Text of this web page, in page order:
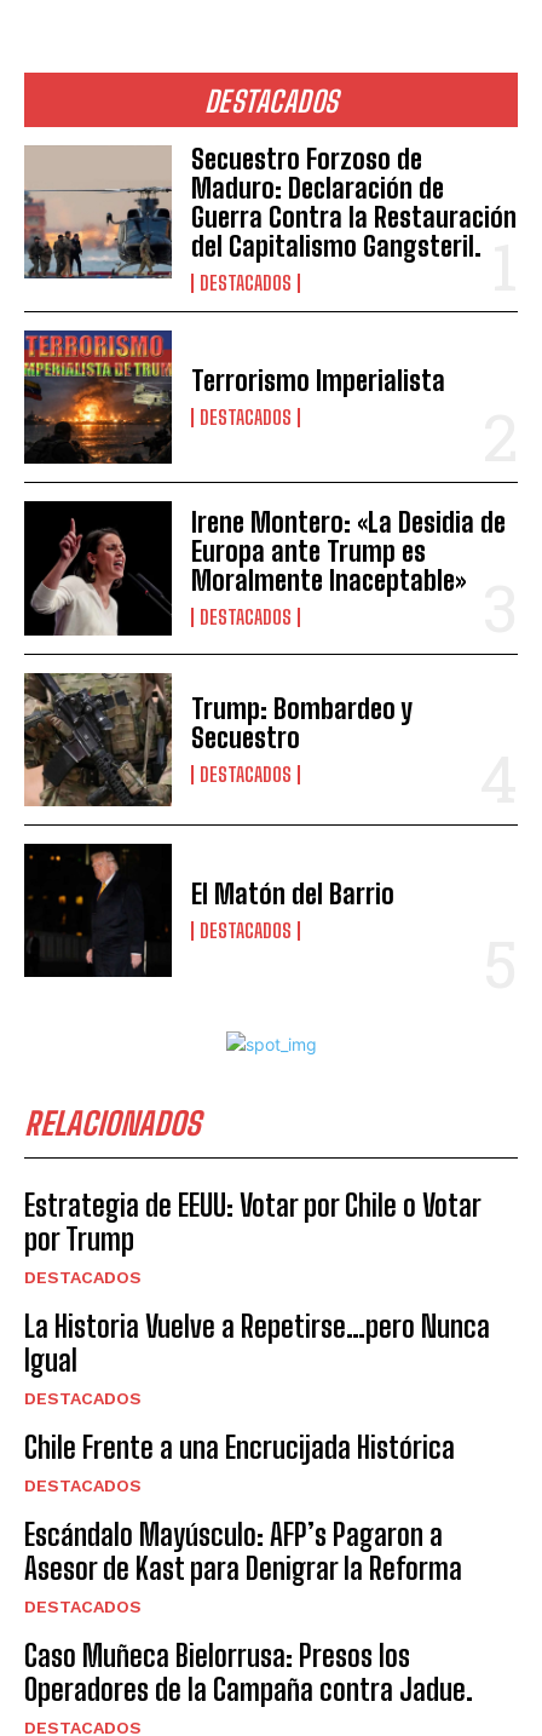
DESTACADOS
Secuestro Forzoso de
Maduro: Declaración de
Guerra Contra la Restauración
del Capitalismo Gangsteril.
DESTACADOS
Terrorismo Imperialista
DESTACADOS
Irene Montero: «La Desidia de
Europa ante Trump es
Moralmente Inaceptable»
DESTACADOS
Trump: Bombardeo y
Secuestro
DESTACADOS
El Matón del Barrio
DESTACADOS
RELACIONADOS
Estrategia de EEUU: Votar por Chile o Votar
por Trump
DESTACADOS
La Historia Vuelve a Repetirse…pero Nunca
Igual
DESTACADOS
Chile Frente a una Encrucijada Histórica
DESTACADOS
Escándalo Mayúsculo: AFP’s Pagaron a
Asesor de Kast para Denigrar la Reforma
DESTACADOS
Caso Muñeca Bielorrusa: Presos los
Operadores de la Campaña contra Jadue.
DESTACADOS